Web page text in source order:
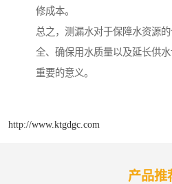
修成本。
总之，测漏水对于保障水资源
全、确保用水质量以及延长供
重要的意义。
http://www.ktgdgc.com
产品推